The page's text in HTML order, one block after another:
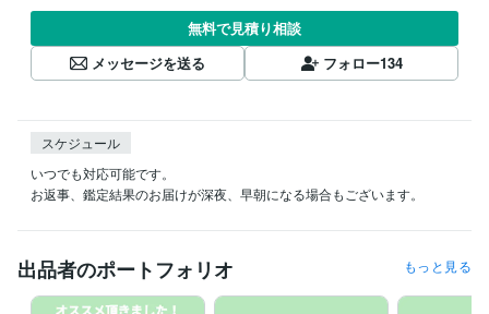
無料で見積り相談
メッセージを送る
フォロー134
スケジュール
いつでも対応可能です。
お返事、鑑定結果のお届けが深夜、早朝になる場合もございます。
出品者のポートフォリオ もっと見る